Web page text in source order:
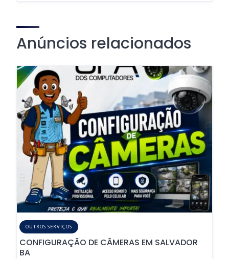
Anúncios relacionados
OUTROS SERVIÇOS
CONFIGURAÇÃO DE CÂMERAS EM SALVADOR
BA